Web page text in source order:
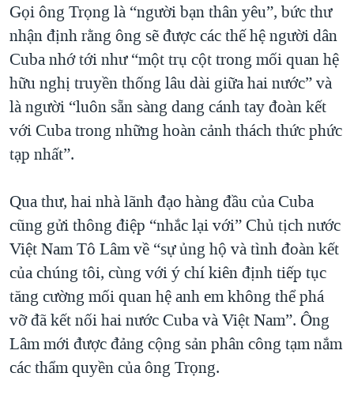
Gọi ông Trọng là “người bạn thân yêu”, bức thư
nhận định rằng ông sẽ được các thế hệ người dân
Cuba nhớ tới như “một trụ cột trong mối quan hệ
hữu nghị truyền thống lâu dài giữa hai nước” và
là người “luôn sẵn sàng dang cánh tay đoàn kết
với Cuba trong những hoàn cảnh thách thức phức
tạp nhất”.
Qua thư, hai nhà lãnh đạo hàng đầu của Cuba
cũng gửi thông điệp “nhắc lại với” Chủ tịch nước
Việt Nam Tô Lâm về “sự ủng hộ và tình đoàn kết
của chúng tôi, cùng với ý chí kiên định tiếp tục
tăng cường mối quan hệ anh em không thể phá
vỡ đã kết nối hai nước Cuba và Việt Nam”. Ông
Lâm mới được đảng cộng sản phân công tạm nắm
các thẩm quyền của ông Trọng.